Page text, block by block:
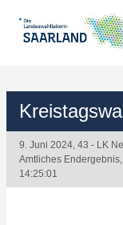
9. Juni 2024, 43 - LK
Amtliches
14:25:01